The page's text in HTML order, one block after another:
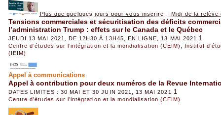
Plus que quelques jours pour vous inscrire – Midi de la relève
Tensions commerciales et sécuritisation des déficits
l’administration Trump : effets sur le Canada et le Québec
JEUDI 13 MAI 2021, DE 12H30 À 13H45, EN LIGNE, 13 MAI 2021 1
Centre d’études sur l’intégration et la mondialisation (CEIM)
Institut
(IEIM)
Appel à communications
Appel à contribution pour deux numéros de la Revue
DATES LIMITES : 30 MAI ET 30 JUIN 2021, 13 MAI 2021 1
Centre d’études sur l’intégration et la mondialisation (CEIM)